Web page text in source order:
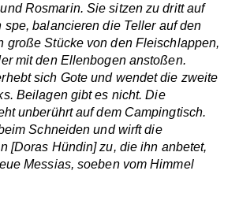
Rosmarin. Sie sitzen zu dritt auf
spe, balancieren die Teller auf den
große Stücke von den Fleischlappen,
mit den Ellenbogen anstoßen.
sich Gote und wendet die zweite
Beilagen gibt es nicht. Die
unberührt auf dem Campingtisch.
Schneiden und wirft die
[Doras Hündin] zu, die ihn anbetet,
Messias, soeben vom Himmel